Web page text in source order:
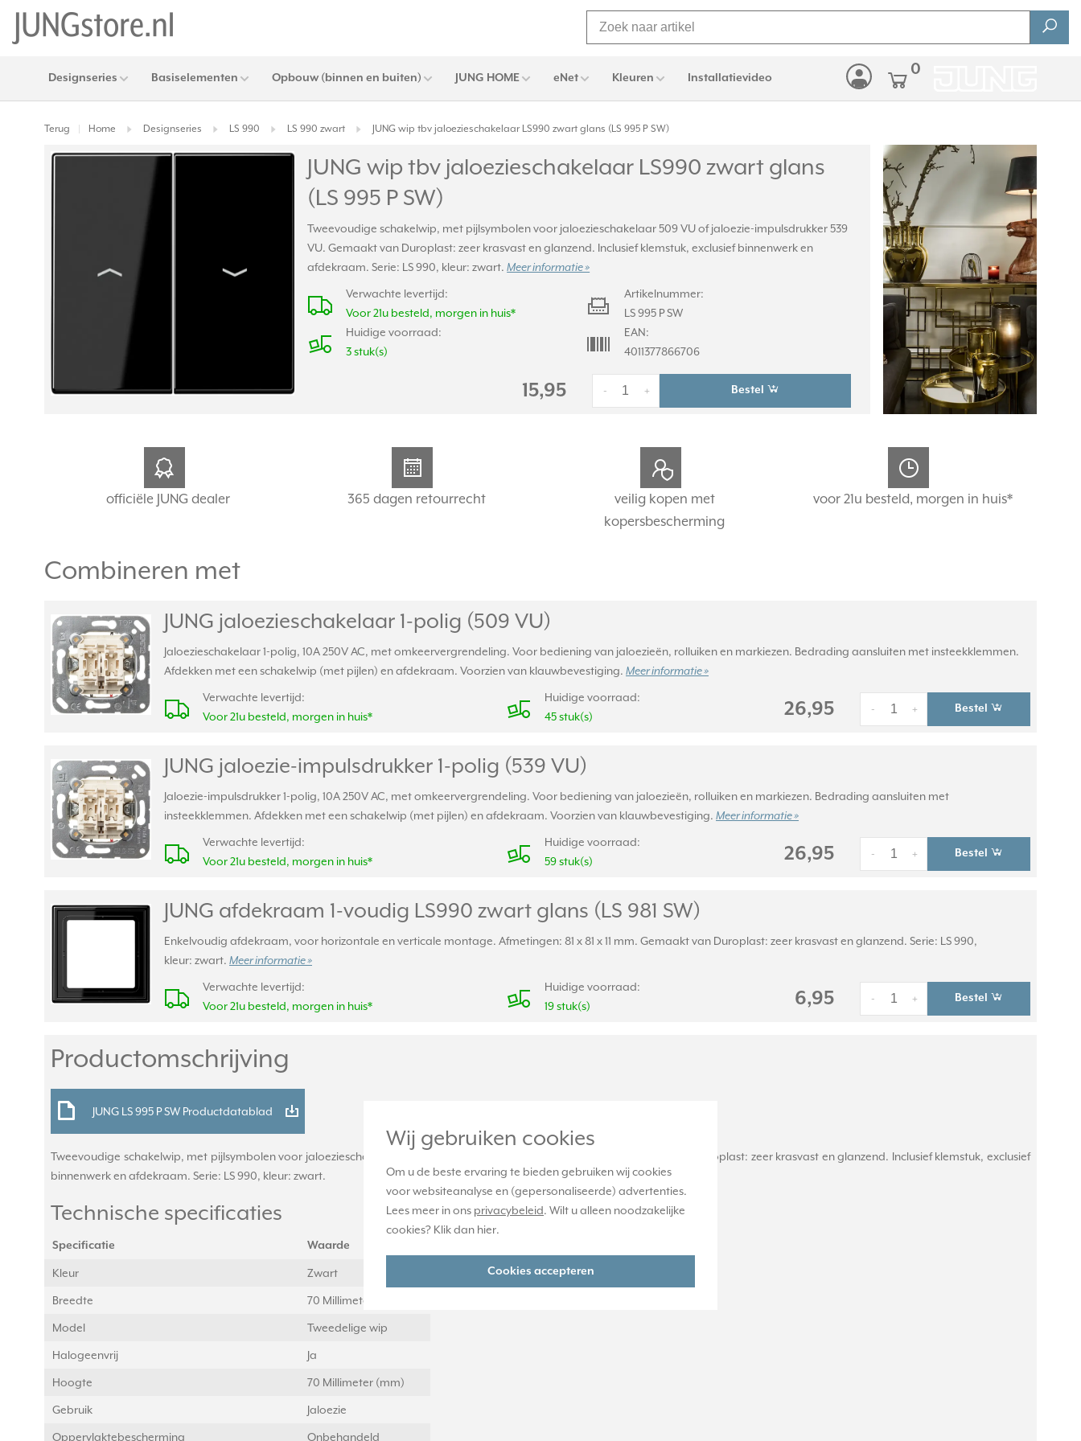
Wij gebruiken cookies
Om u de beste ervaring te bieden gebruiken wij cookies
voor websiteanalyse en (gepersonaliseerde) advertenties.
Lees meer in ons privacybeleid. Wilt u alleen noodzakelijke
cookies? Klik dan hier.
Cookies accepteren
Designseries Basiselementen Opbouw (binnen en buiten) JUNG HOME eNet Kleuren Installatievideo 0
Terug Home Designseries LS 990 LS 990 zwart JUNG wip tbv jaloezieschakelaar LS990 zwart glans (LS 995 P SW)
JUNG wip tbv jaloezieschakelaar LS990 zwart glans
(LS 995 P SW)
Tweevoudige schakelwip, met pijlsymbolen voor jaloezieschakelaar 509 VU of jaloezie-impulsdrukker 539
VU. Gemaakt van Duroplast: zeer krasvast en glanzend. Inclusief klemstuk, exclusief binnenwerk en
afdekraam. Serie: LS 990, kleur: zwart.Meer informatie »
Verwachte levertijd:
Voor 21u besteld, morgen in huis*
Huidige voorraad:
3 stuk(s)
Artikelnummer:
LS 995 P SW
EAN:
4011377866706
15,95 +
- Bestel
officiële JUNG dealer 365 dagen retourrecht
veilig kopen met
kopersbescherming
voor 21u besteld, morgen in huis*
Combineren met
JUNG jaloezieschakelaar 1-polig (509 VU)
Jaloezieschakelaar 1-polig, 10A 250V AC, met omkeervergrendeling. Voor bediening van jaloezieën, rolluiken en markiezen. Bedrading aansluiten met insteekklemmen.
Afdekken met een schakelwip (met pijlen) en afdekraam. Voorzien van klauwbevestiging. Meer informatie »
Verwachte levertijd:
Voor 21u besteld, morgen in huis*
Huidige voorraad:
45 stuk(s)
26,95 +
- Bestel
JUNG jaloezie-impulsdrukker 1-polig (539 VU)
Jaloezie-impulsdrukker 1-polig, 10A 250V AC, met omkeervergrendeling. Voor bediening van jaloezieën, rolluiken en markiezen. Bedrading aansluiten met
insteekklemmen. Afdekken met een schakelwip (met pijlen) en afdekraam. Voorzien van klauwbevestiging. Meer informatie »
Verwachte levertijd:
Voor 21u besteld, morgen in huis*
Huidige voorraad:
59 stuk(s)
26,95 +
- Bestel
JUNG afdekraam 1-voudig LS990 zwart glans (LS 981 SW)
Enkelvoudig afdekraam, voor horizontale en verticale montage. Afmetingen: 81 x 81 x 11 mm. Gemaakt van Duroplast: zeer krasvast en glanzend. Serie: LS 990,
kleur: zwart. Meer informatie »
Verwachte levertijd:
Voor 21u besteld, morgen in huis*
Huidige voorraad:
19 stuk(s)
6,95 +
- Bestel
Productomschrijving
JUNG LS 995 P SW Productdatablad
Tweevoudige schakelwip, met pijlsymbolen voor jaloezieschakelaar 509 VU of jaloezie-impulsdrukker 539 VU. Gemaakt van Duroplast: zeer krasvast en glanzend. Inclusief klemstuk, exclusief
binnenwerk en afdekraam. Serie: LS 990, kleur: zwart.
Technische specificaties
Specificatie Waarde
Kleur Zwart
Breedte 70 Millimeter (mm)
Model Tweedelige wip
Halogeenvrij Ja
Hoogte 70 Millimeter (mm)
Gebruik Jaloezie
Oppervlaktebescherming Onbehandeld